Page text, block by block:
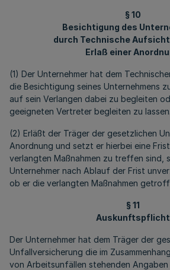
§ 10
Besichtigung des
durch Technische
Erlaß einer
(1) Der Unternehmer hat dem
die Besichtigung seines Unternehmens
auf sein Verlangen dabei zu begleiten
geeigneten Vertreter begleiten zu lassen.
(2) Erläßt der Träger der gesetzlichen
Anordnung und setzt er hierbei eine
verlangten Maßnahmen zu treffen sind,
Unternehmer nach Ablauf der Frist
ob er die verlangten Maßnahmen
§ 11
Auskunftspflicht
Der Unternehmer hat dem Träger der
Unfallversicherung die im
von Arbeitsunfällen stehenden Angaben